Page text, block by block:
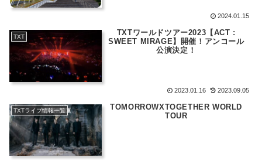
2024.01.15
TXT
TXTワールドツアー2023【ACT :
SWEET MIRAGE】開催！アンコール
公演決定！
2023.01.16 2023.09.05
TXTライブ情報一覧
TOMORROWXTOGETHER WORLD
TOUR